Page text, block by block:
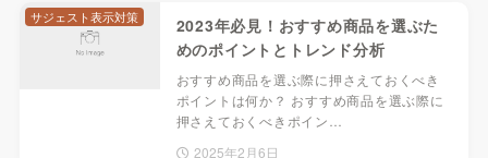
2023年必見！おすすめ商品を選ぶた
めのポイントとトレンド分析
おすすめ商品を選ぶ際に押さえておくべき
ポイントは何か？ おすすめ商品を選ぶ際に
押さえておくべきポイン…
2025年2月6日
サジェスト表示対策